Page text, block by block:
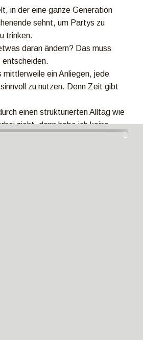
in der eine ganze Generation
sehnt, um Partys zu
trinken.
daran ändern? Das muss
entscheiden.
mittlerweile ein Anliegen, jede
zu nutzen. Denn Zeit gibt
einen strukturierten Alltag wie
zieht, dann habe ich keine